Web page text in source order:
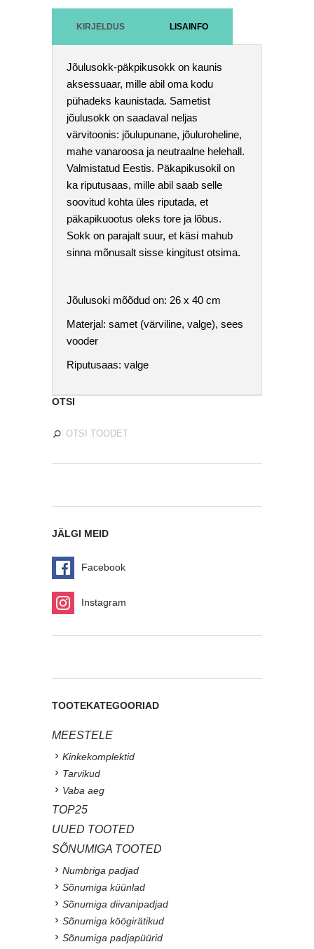
KIRJELDUS LISAINFO
Jõulusokk-päkpikusokk on kaunis
aksessuaar, mille abil oma kodu
pühadeks kaunistada. Sametist
jõulusokk on saadaval neljas
värvitoonis: jõulupunane, jõuluroheline,
mahe vanaroosa ja neutraalne helehall.
Valmistatud Eestis. Päkapikusokil on
ka riputusaas, mille abil saab selle
soovitud kohta üles riputada, et
päkapikuootus oleks tore ja lõbus.
Sokk on parajalt suur, et käsi mahub
sinna mõnusalt sisse kingitust otsima.
Jõulusoki mõõdud on: 26 x 40 cm
Materjal: samet (värviline, valge), sees
vooder
Riputusaas: valge
OTSI
JÄLGI MEID
Facebook
Instagram
TOOTEKATEGOORIAD
MEESTELE
Kinkekomplektid
Tarvikud
Vaba aeg
TOP25
UUED TOOTED
SÕNUMIGA TOOTED
Numbriga padjad
Sõnumiga küünlad
Sõnumiga diivanipadjad
Sõnumiga köögirätikud
Sõnumiga padjapüürid